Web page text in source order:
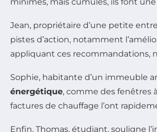
Jean, propriétaire d’une petite
pistes d’action, notamment
appliquant ces recommandations,
Sophie, habitante d’un immeuble
énergétique, comme des fenêtres
factures de chauffage l’ont
Enfin, Thomas, étudiant, souligne